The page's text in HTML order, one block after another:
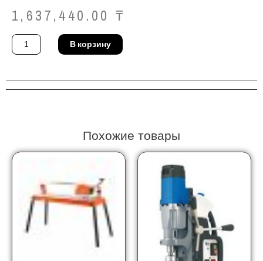
1,637,440.00₸
Количество
товара
Сверлильный
33
+
В корзину
Похожие товары